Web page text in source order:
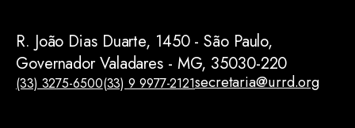
R. João Dias Duarte, 1450 - São Paulo,
Governador Valadares - MG, 35030-220
(33) 3275-6500(33) 9 9977-2121secretaria@urrd.org